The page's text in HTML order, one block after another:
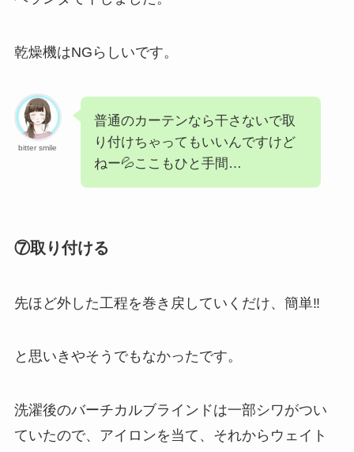
乾燥機はNGらしいです。
bitter smile
普通のカーテンなら干さないで取
り付けちゃってもいいんですけど
ねー💦ここもひと手間…
⑦取り付ける
先ほど外した工程を巻き戻していくだけ、簡単‼️
と思いきやそうでもなかったです。
洗濯後のバーチカルブラインドは一部シワがつい
ていたので、アイロンを当て、それからウェイト